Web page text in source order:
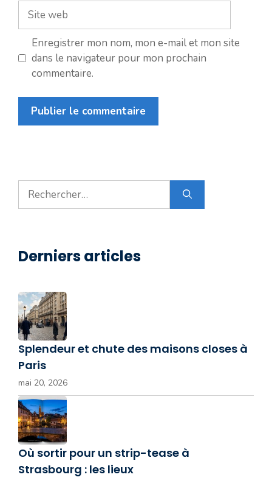
Site
web
Enregistrer mon nom, mon e-mail et mon site
dans le navigateur pour mon prochain
commentaire.
Rechercher :
Derniers articles
Splendeur et chute des maisons closes à
Paris
mai 20, 2026
Où sortir pour un strip-tease à
Strasbourg : les lieux